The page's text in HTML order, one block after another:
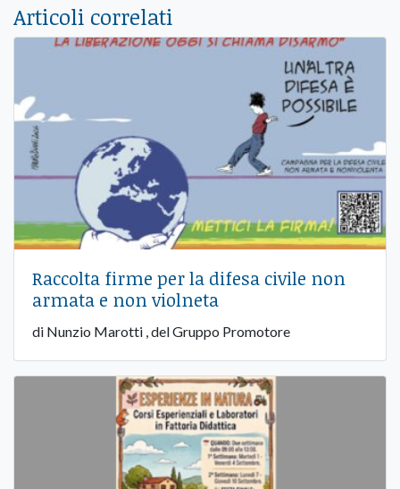
Articoli correlati
Raccolta firme per la difesa civile non
armata e non violneta
di Nunzio Marotti , del Gruppo Promotore